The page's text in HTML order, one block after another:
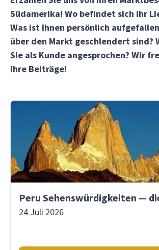
Südamerika! Wo befindet sich Ihr
Was ist Ihnen persönlich
über den Markt geschlendert sind?
Sie als Kunde angesprochen? Wir
Ihre Beiträge!
24 Juli 2026